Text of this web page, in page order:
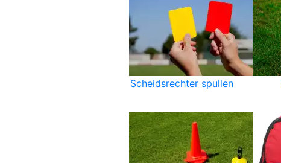
Scheidsrechter spullen